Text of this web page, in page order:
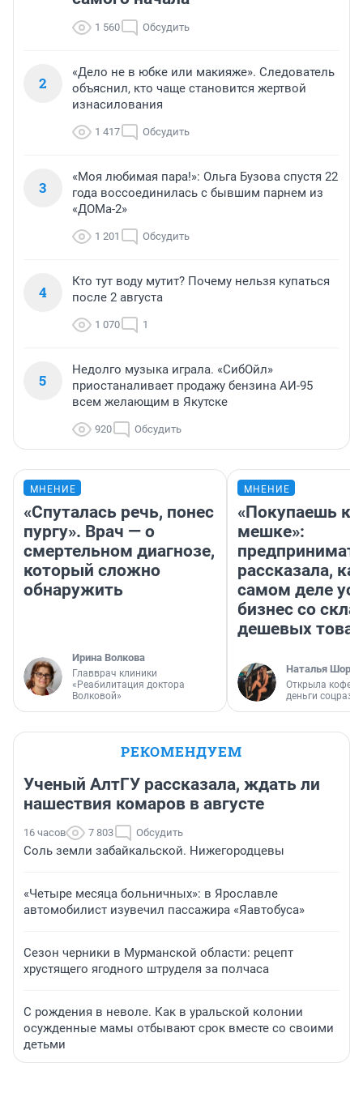
1 560 Обсудить
2
«Дело не в юбке или макияже». Следователь
объяснил, кто чаще становится жертвой
изнасилования
1 417 Обсудить
3
«Моя любимая пара!»: Ольга Бузова спустя 22
года воссоединилась с бывшим парнем из
«ДОМа-2»
1 201 Обсудить
4
Кто тут воду мутит? Почему нельзя купаться
после 2 августа
1 070 1
5
Недолго музыка играла. «СибОйл»
приостаналивает продажу бензина АИ-95
всем желающим в Якутске
920 Обсудить
МНЕНИЕ
«Спуталась речь, понес
пургу». Врач — о
смертельном диагнозе,
который сложно
обнаружить
Ирина Волкова
Главврач клиники
«Реабилитация доктора
Волковой»
МНЕНИЕ
«Покупаешь
мешке»:
рассказала,
самом деле
бизнес со
дешевых
Наталья
Открыла
деньги
РЕКОМЕНДУЕМ
Ученый АлтГУ рассказала, ждать ли
нашествия комаров в августе
16 часов 7 803 Обсудить
Соль земли забайкальской. Нижегородцевы
«Четыре месяца больничных»: в Ярославле
автомобилист изувечил пассажира «Яавтобуса»
Сезон черники в Мурманской области: рецепт
хрустящего ягодного штруделя за полчаса
С рождения в неволе. Как в уральской колонии
осужденные мамы отбывают срок вместе со своими
детьми